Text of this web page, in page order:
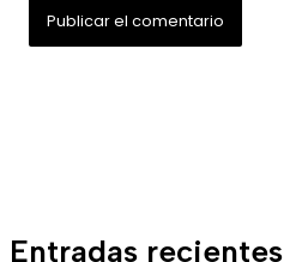
Entradas recientes